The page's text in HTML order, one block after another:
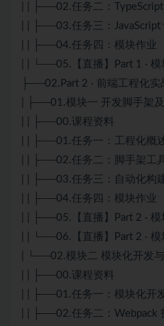
| | ├──02.任务二：TypeScript
| | ├──03.任务三：JavaScript
| | ├──04.任务四：模块作业
| | └──05.【直播】Part 1 · 模
├──02.Part 2 · 前端工程化实
| ├──01.模块一 开发脚手架
| | ├──00.课程资料
| | ├──01.任务一：工程化概
| | ├──02.任务二：脚手架工
| | ├──03.任务三：自动化构
| | ├──04.任务四：模块作业
| | ├──05.【直播】Part 2 · 模
| | └──06.【直播】Part 2 · 模
| └──02.模块二 模块化开发
| | ├──00.课程资料
| | ├──01.任务一：模块化开
| | ├──02.任务二：Webpack